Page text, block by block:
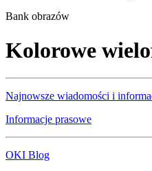
Bank obrazów
Kolorowe
Najnowsze wiadomości i
Informacje prasowe
OKI Blog